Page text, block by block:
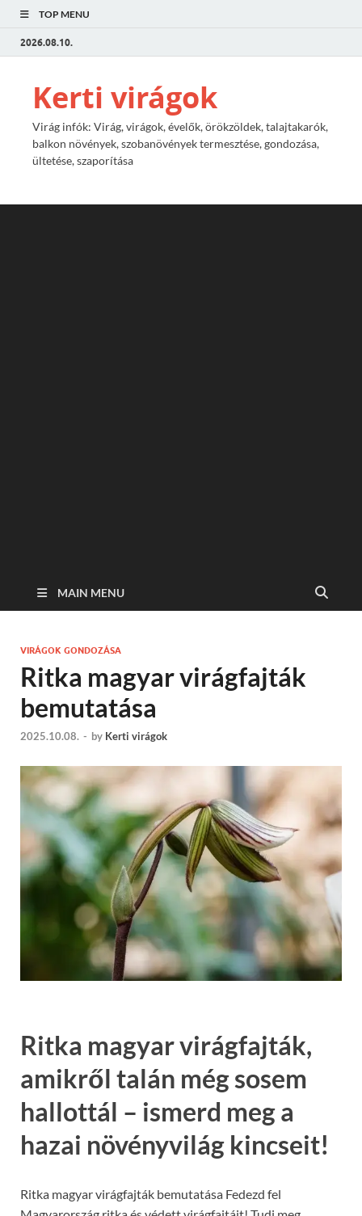
TOP MENU
2026.08.10.
Kerti virágok
Virág infók: Virág, virágok, évelők, örökzöldek, talajtakarók,
balkon növények, szobanövények termesztése, gondozása,
ültetése, szaporítása
MAIN MENU
VIRÁGOK GONDOZÁSA
Ritka magyar virágfajták
bemutatása
2025.10.08. - by Kerti virágok
Ritka magyar virágfajták,
amikről talán még sosem
hallottál – ismerd meg a
hazai növényvilág kincseit!
Ritka magyar virágfajták bemutatása Fedezd fel